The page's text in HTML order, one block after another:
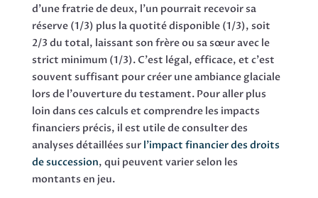
d'une fratrie de deux, l'un pourrait recevoir sa
réserve (1/3) plus la quotité disponible (1/3), soit
2/3 du total, laissant son frère ou sa sœur avec le
strict minimum (1/3). C'est légal, efficace, et c'est
souvent suffisant pour créer une ambiance glaciale
lors de l'ouverture du testament. Pour aller plus
loin dans ces calculs et comprendre les impacts
financiers précis, il est utile de consulter des
analyses détaillées sur l'impact financier des droits
de succession, qui peuvent varier selon les
montants en jeu.